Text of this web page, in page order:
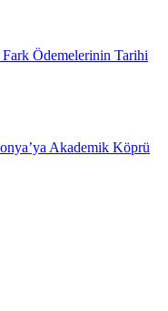
Ödemelerinin Tarihi
Akademik Köprü